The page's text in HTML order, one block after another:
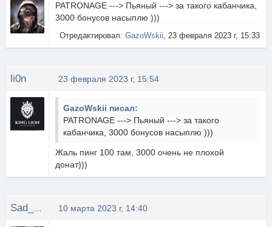
PATRONAGE ---> Пьяный ---> за такого кабанчика,
3000 бонусов насыплю )))
Отредактировал: GazoWskii, 23 февраля 2023 г, 15:33
li0n 23 февраля 2023 г, 15:54
GazoWskii писал:
PATRONAGE ---> Пьяный ---> за такого
кабанчика, 3000 бонусов насыплю )))
Жаль пинг 100 там, 3000 очень не плохой
донат)))
10 марта 2023 г, 14:40